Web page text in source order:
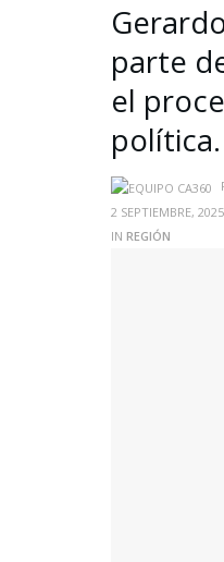
parte
el
política.
2 SEPTIEMBRE, 2025
IN REGIÓN